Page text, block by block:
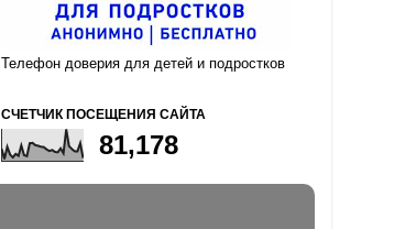
Телефон доверия для детей и подростков
СЧЕТЧИК ПОСЕЩЕНИЯ САЙТА
81,178